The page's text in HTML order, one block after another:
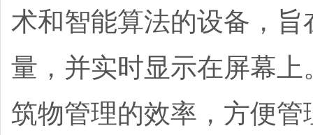
术和智能算法的设备，
量，并实时显示在屏幕
筑物管理的效率，方便